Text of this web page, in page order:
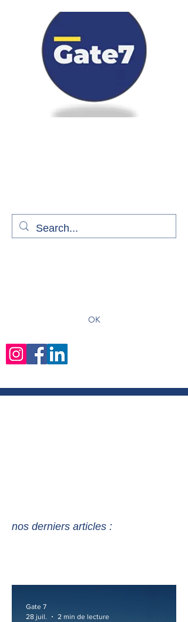
OK
nos derniers articles :
Gate 7
28 juil.
2 min de lecture